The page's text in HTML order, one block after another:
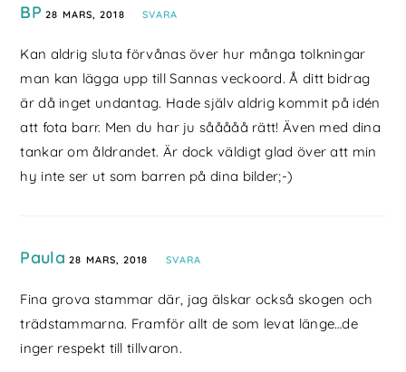
BP 28 MARS, 2018 SVARA
Kan aldrig sluta förvånas över hur många tolkningar
man kan lägga upp till Sannas veckoord. Å ditt bidrag
är då inget undantag. Hade själv aldrig kommit på idén
att fota barr. Men du har ju sååååå rätt! Även med dina
tankar om åldrandet. Är dock väldigt glad över att min
hy inte ser ut som barren på dina bilder;-)
Paula 28 MARS, 2018 SVARA
Fina grova stammar där, jag älskar också skogen och
trädstammarna. Framför allt de som levat länge…de
inger respekt till tillvaron.